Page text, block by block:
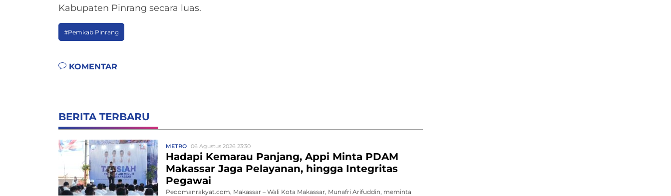
Kabupaten Pinrang secara luas.
#Pemkab Pinrang
KOMENTAR
BERITA TERBARU
METRO 06 Agustus 2026 23:30
Hadapi Kemarau Panjang, Appi Minta PDAM
Makassar Jaga Pelayanan, hingga Integritas
Pegawai
Pedomanrakyat.com, Makassar – Wali Kota Makassar, Munafri Arifuddin, meminta